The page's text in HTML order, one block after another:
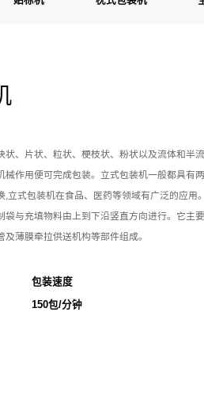
状、片状、粒状、梗枝状、粉状以及流体和半
械作用便可完成包装。立式包装机一般都具有
,立式包装机在食品、医药等领域有广泛的应用
袋与充填物料由上到下沿竖直方向进行。它主
薄膜牵拉供送机构等部件组成。
包装速度
150包/分钟